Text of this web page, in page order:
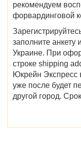
рекомендуем
форвардинговой
заполните анкету
Украине. При
строке shipping
Юкрейн Экспресс
уже после будет
другой город.